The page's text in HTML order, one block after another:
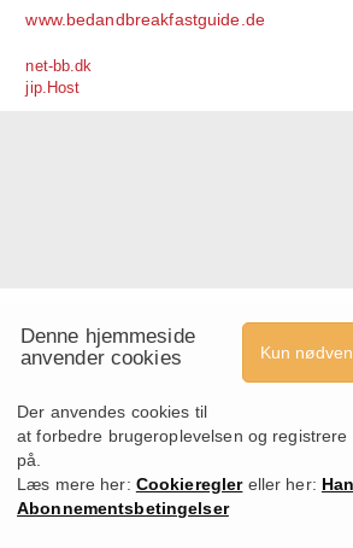
www.bedandbreakfastguide.de
net-bb.dk
jip.Host
Kun
Denne hjemmeside
anvender cookies
Der anvendes cookies til
at forbedre brugeroplevelsen og
på.
Læs mere her: Cookiereglereller her:
Abonnementsbetingelser